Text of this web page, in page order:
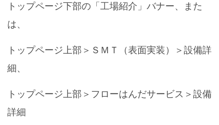
トップページ下部の「工場紹介」バナー、また
は、
トップページ上部＞ＳＭＴ（表面実装）＞設備詳
細、
トップページ上部＞フローはんだサービス＞設備
詳細